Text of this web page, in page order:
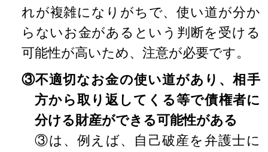
れが複雑になりがちで、使い道が分か
らないお金があるという判断を受ける
可能性が高いため、注意が必要です。
③不適切なお金の使い道があり、相手
方から取り返してくる等で債権者に
分ける財産ができる可能性がある
③は、例えば、自己破産を弁護士に